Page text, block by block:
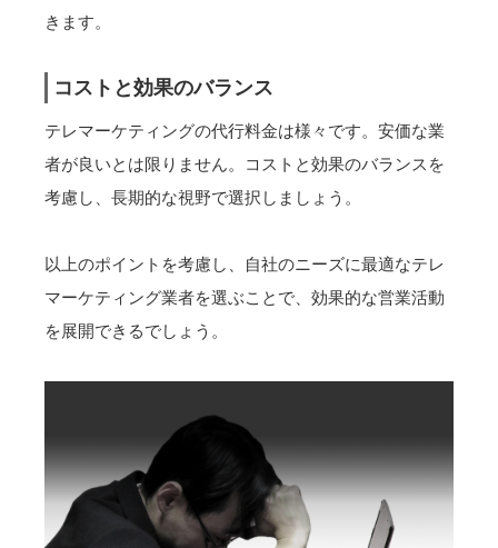
きます。
コストと効果のバランス
テレマーケティングの代行料金は様々です。安価な業
者が良いとは限りません。コストと効果のバランスを
考慮し、長期的な視野で選択しましょう。
以上のポイントを考慮し、自社のニーズに最適なテレ
マーケティング業者を選ぶことで、効果的な営業活動
を展開できるでしょう。